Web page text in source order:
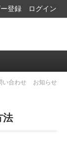
登録 ログイン
い合わせ お知らせ
法